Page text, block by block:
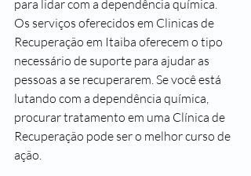
para lidar com a dependência química.
Os serviços oferecidos em Clinicas de
Recuperação em Itaiba oferecem o tipo
necessário de suporte para ajudar as
pessoas a se recuperarem. Se você está
lutando com a dependência química,
procurar tratamento em uma Clínica de
Recuperação pode ser o melhor curso de
ação.